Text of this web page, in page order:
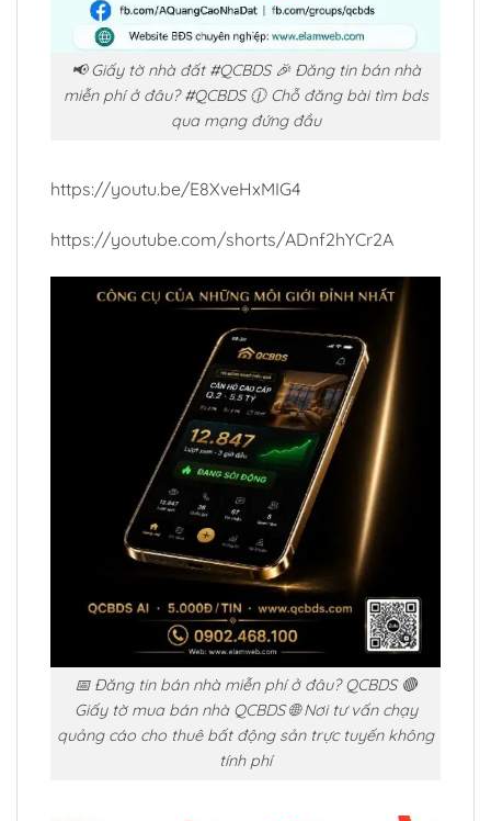
📢 Giấy tờ nhà đất #QCBDS 🎉 Đăng tin bán nhà
miễn phí ở đâu? #QCBDS 🕧 Chỗ đăng bài tìm bds
qua mạng đứng đầu
https://youtu.be/E8XveHxMIG4
https://youtube.com/shorts/ADnf2hYCr2A
📅 Đăng tin bán nhà miễn phí ở đâu? QCBDS 🔴
Giấy tờ mua bán nhà QCBDS 🌐 Nơi tư vấn chạy
quảng cáo cho thuê bất động sản trực tuyến không
tính phí